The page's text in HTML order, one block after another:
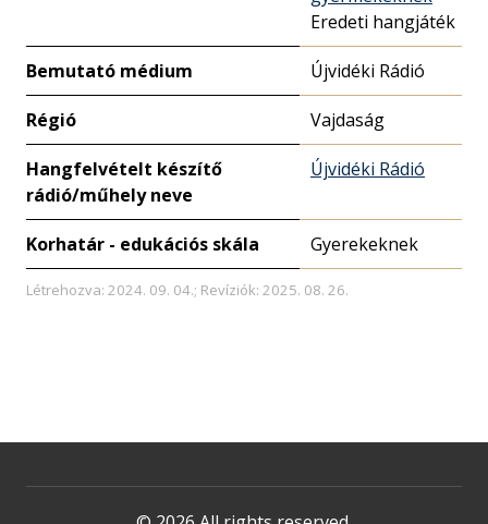
Eredeti hangjáték
Bemutató médium Újvidéki Rádió
Régió Vajdaság
Hangfelvételt készítő
rádió/műhely neve
Újvidéki Rádió
Korhatár - edukációs skála Gyerekeknek
Létrehozva: 2024. 09. 04.; Revíziók: 2025. 08. 26.